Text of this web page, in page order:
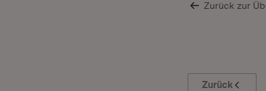
Zurück zur
Zurück